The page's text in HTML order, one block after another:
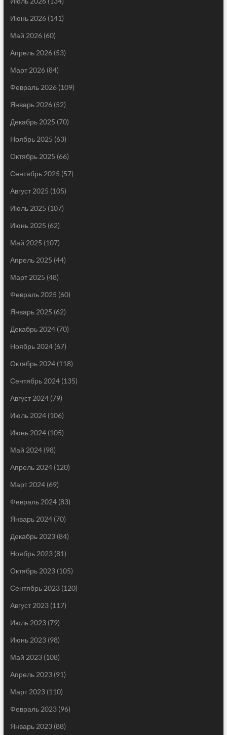
Июнь 2026(141)
Май 2026(60)
Апрель 2026(53)
Март 2026(84)
Февраль 2026(109)
Январь 2026(52)
Декабрь 2025 (70)
Ноябрь 2025 (63)
Октябрь 2025 (66)
Сентябрь 2025 (57)
Август 2025 (105)
Июль 2025 (107)
Июнь 2025 (62)
Май 2025 (107)
Апрель 2025 (44)
Март 2025 (48)
Февраль 2025 (60)
Январь 2025 (62)
Декабрь 2024(70)
Ноябрь 2024(67)
Октябрь 2024(118)
Сентябрь 2024(135)
Август 2024(79)
Июль 2024(106)
Июнь 2024(105)
Май 2024(98)
Апрель 2024(120)
Март 2024(69)
Февраль 2024(83)
Январь 2024(70)
Декабрь 2023(84)
Ноябрь 2023(81)
Октябрь 2023(105)
Сентябрь 2023(120)
Август 2023(117)
Июль 2023(79)
Июнь 2023(98)
Май 2023(108)
Апрель 2023(91)
Март 2023(110)
Февраль 2023(96)
Январь 2023(88)